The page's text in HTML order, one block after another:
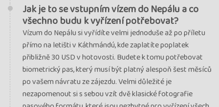
Jak je to se vstupním vízem do Nepálu a co
všechno budu k vyřízení potřebovat?
Vízum do Nepálu si vyřídíte velmi jednoduše až po příletu
přímo na letišti v Káthmándú, kde zaplatíte poplatek
přibližně 30 USD v hotovosti. Budete k tomu potřebovat
biometrický pas, který musí být platný alespoň šest měsíců
po vašem návratu ze zájezdu. Velmi důležité je
nezapomenout si s sebou vzít dvě klasické fotografie